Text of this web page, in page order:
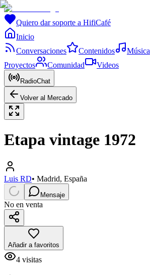
Quiero dar soporte a HifiCafé
Inicio
Conversaciones
Contenidos Música
Proyectos
Comunidad Videos
RadioChat
Volver al Mercado
Etapa vintage 1972
Luis RD• Madrid, España
Mensaje
No en venta
Añadir a favoritos
4 visitas